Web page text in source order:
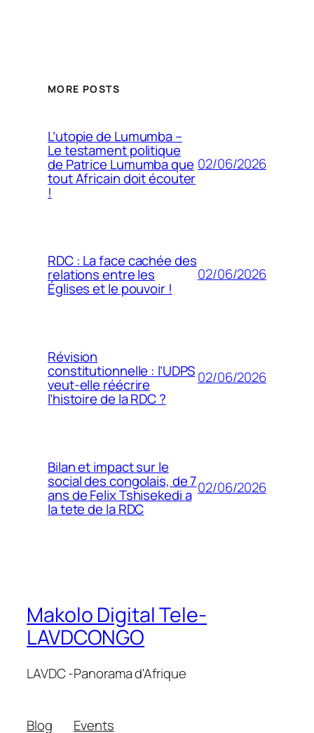
MORE POSTS
L’utopie de Lumumba –
Le testament politique
de Patrice Lumumba que
tout Africain doit écouter
!
02/06/2026
RDC : La face cachée des
relations entre les
Églises et le pouvoir !
02/06/2026
Révision
constitutionnelle : l’UDPS
veut-elle réécrire
l’histoire de la RDC ?
02/06/2026
Bilan et impact sur le
social des congolais, de 7
ans de Felix Tshisekedi a
la tete de la RDC
02/06/2026
Makolo Digital Tele-
LAVDCONGO
LAVDC -Panorama d'Afrique
Blog Events